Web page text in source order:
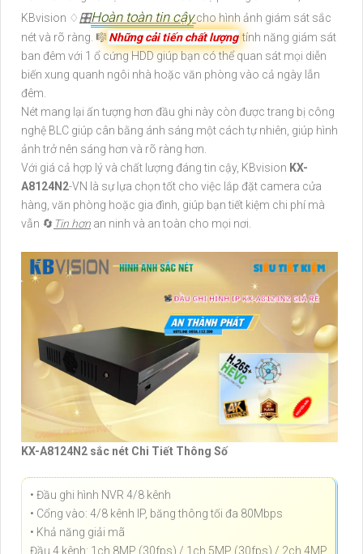
KBvision ♢ 🎛Hoàn toàn tin cậycho hình ảnh giám sát sắc
nét và rõ ràng. 🎼️ Những cải tiến chất lượng tính năng giám sát
ban đêm với 1 ổ cứng HDD giúp bạn có thể quan sát mọi diễn
biến xung quanh ngôi nhà hoặc văn phòng vào cả ngày lẫn
đêm.
Nét mang lại ấn tượng hơn đầu ghi này còn được trang bị công
nghệ BLC giúp cân bằng ánh sáng một cách tự nhiên, giúp hình
ảnh trở nên sáng hơn và rõ ràng hơn.
Với giá cả hợp lý và chất lượng đáng tin cậy, KBvision KX-
A8124N2-VN là sự lựa chọn tốt cho việc lắp đặt camera cửa
hàng, văn phòng hoặc gia đình, giúp bạn tiết kiệm chi phí mà
vẫn 🔄Tin hơn an ninh và an toàn cho mọi nơi.
KX-A8124N2 sắc nét Chi Tiết Thông Số
• Đầu ghi hình NVR 4/8 kênh
• Cổng vào: 4/8 kênh IP, băng thông tối đa 80Mbps
• Khả năng giải mã
Đầu 4 kênh: 1ch 8MP (30fps) / 1ch 5MP (30fps) / 2ch 4MP